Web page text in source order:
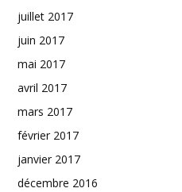
juillet 2017
juin 2017
mai 2017
avril 2017
mars 2017
février 2017
janvier 2017
décembre 2016